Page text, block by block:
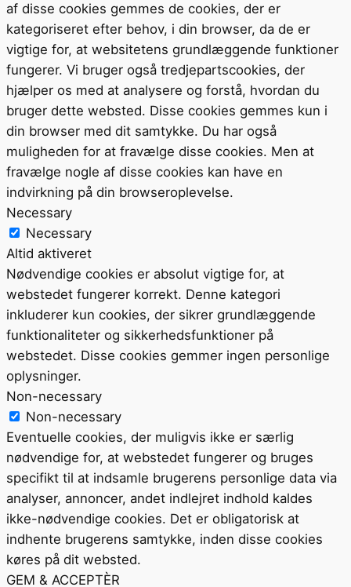
af disse cookies gemmes de cookies, der er
kategoriseret efter behov, i din browser, da de er
vigtige for, at websitetens grundlæggende funktioner
fungerer. Vi bruger også tredjepartscookies, der
hjælper os med at analysere og forstå, hvordan du
bruger dette websted. Disse cookies gemmes kun i
din browser med dit samtykke. Du har også
muligheden for at fravælge disse cookies. Men at
fravælge nogle af disse cookies kan have en
indvirkning på din browseroplevelse.
Necessary
Necessary
Altid aktiveret
Nødvendige cookies er absolut vigtige for, at
webstedet fungerer korrekt. Denne kategori
inkluderer kun cookies, der sikrer grundlæggende
funktionaliteter og sikkerhedsfunktioner på
webstedet. Disse cookies gemmer ingen personlige
oplysninger.
Non-necessary
Non-necessary
Eventuelle cookies, der muligvis ikke er særlig
nødvendige for, at webstedet fungerer og bruges
specifikt til at indsamle brugerens personlige data via
analyser, annoncer, andet indlejret indhold kaldes
ikke-nødvendige cookies. Det er obligatorisk at
indhente brugerens samtykke, inden disse cookies
køres på dit websted.
GEM & ACCEPTÈR